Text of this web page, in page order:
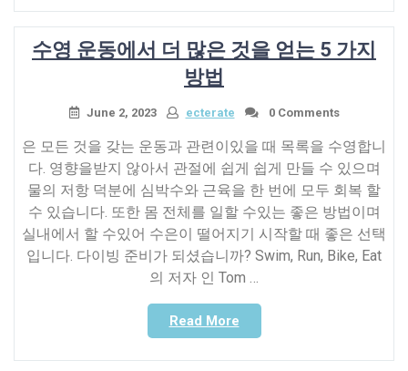
합
에
하
고
제
출
에
의
해
승
리
하
는
인
정
의
이
익
프
하
는
5
가
지
실
수”
수영 운동에서 더 많은 것을 얻는 5 가지
방법
June 2, 2023 ecterate 0 Comments
은 모든 것을 갖는 운동과 관련이있을 때 목록을 수영합니
다. 영향을받지 않아서 관절에 쉽게 쉽게 만들 수 있으며
물의 저항 덕분에 심박수와 근육을 한 번에 모두 회복 할
수 있습니다. 또한 몸 전체를 일할 수있는 좋은 방법이며
실내에서 할 수있어 수은이 떨어지기 시작할 때 좋은 선택
입니다. 다이빙 준비가 되셨습니까? Swim, Run, Bike, Eat
의 저자 인 Tom …
Read More“수
영
운